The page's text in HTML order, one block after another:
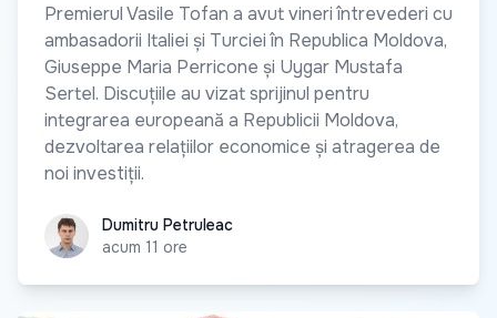
Premierul Vasile Tofan a avut vineri întrevederi cu
ambasadorii Italiei și Turciei în Republica Moldova,
Giuseppe Maria Perricone și Uygar Mustafa
Sertel. Discuțiile au vizat sprijinul pentru
integrarea europeană a Republicii Moldova,
dezvoltarea relațiilor economice și atragerea de
noi investiții.
Dumitru Petruleac
Dumitru Petruleac
acum 11 ore